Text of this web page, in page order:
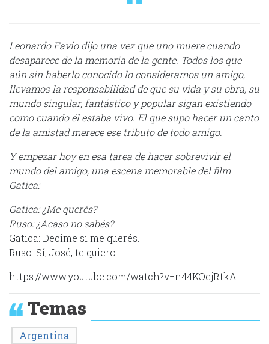
Leonardo Favio dijo una vez que uno muere cuando
desaparece de la memoria de la gente. Todos los que
aún sin haberlo conocido lo consideramos un amigo,
llevamos la responsabilidad de que su vida y su obra, su
mundo singular, fantástico y popular sigan existiendo
como cuando él estaba vivo. El que supo hacer un canto
de la amistad merece ese tributo de todo amigo.
Y empezar hoy en esa tarea de hacer sobrevivir el
mundo del amigo, una escena memorable del film
Gatica:
Gatica: ¿Me querés?
Ruso: ¿Acaso no sabés?
Gatica: Decime si me querés.
Ruso: Sí, José, te quiero.
https://www.youtube.com/watch?v=n44KOejRtkA
Temas
Argentina